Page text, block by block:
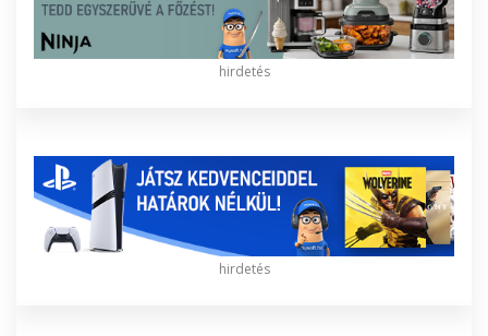
hirdetés
hirdetés